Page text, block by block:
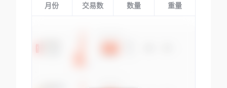
月份 交易数 数量 重量